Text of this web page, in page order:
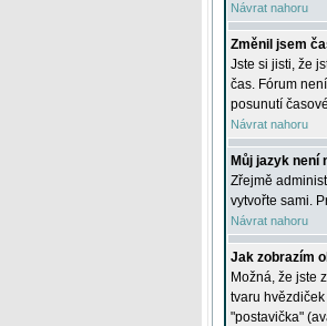
Návrat nahoru
Změnil jsem
Jste si jisti, že
čas. Fórum
posunutí
Návrat nahoru
Můj jazyk není
Zřejmě
vytvořte sami.
Návrat nahoru
Jak zobrazím
Možná, že jste
tvaru
"postavička"